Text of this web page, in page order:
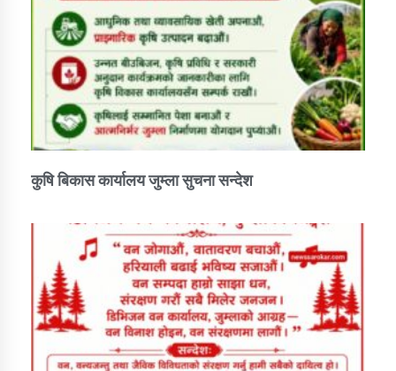
कार्यक्रम कार्यान्वयन एकाई जुम्लाको सुचना
कुषि बिकास कार्यालय जुम्ला सुचना सन्देश